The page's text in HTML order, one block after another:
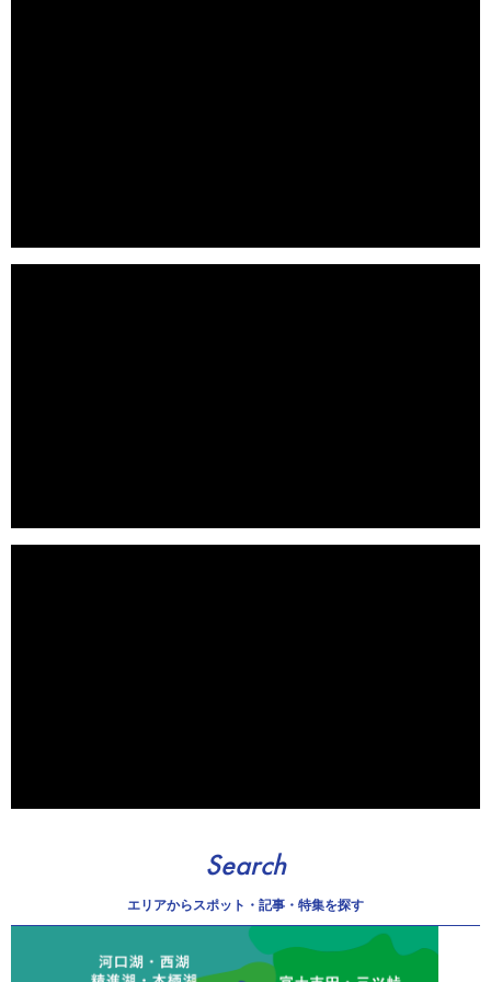
Search
エリアからスポット・記事・特集を探す